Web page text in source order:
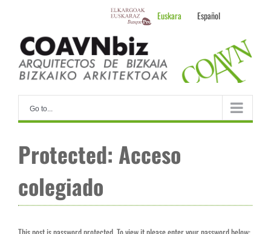
Euskara Español
content
Go to...
Protected: Acceso
colegiado